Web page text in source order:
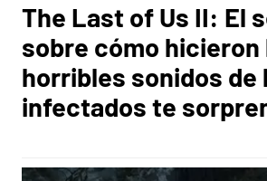
The Last of Us II: El
sobre cómo hicieron
horribles sonidos de
infectados te